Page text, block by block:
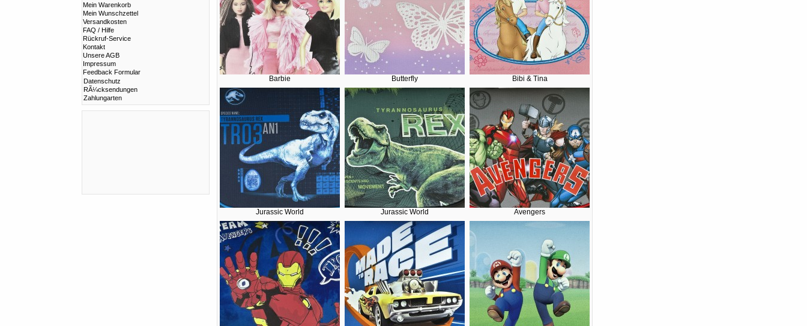
Mein Warenkorb
Mein Wunschzettel
Versandkosten
FAQ / Hilfe
Rückruf-Service
Kontakt
Unsere AGB
Impressum
Feedback Formular
Datenschutz
RÃ¼cksendungen
Zahlungarten
Barbie Butterfly Bibi & Tina
Jurassic World Jurassic World Avengers